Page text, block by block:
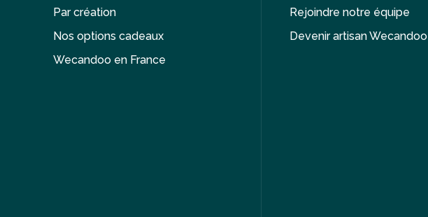
Par création
Nos options cadeaux
Wecandoo en France
Rejoindre notre équipe
Devenir artisan Wecandoo